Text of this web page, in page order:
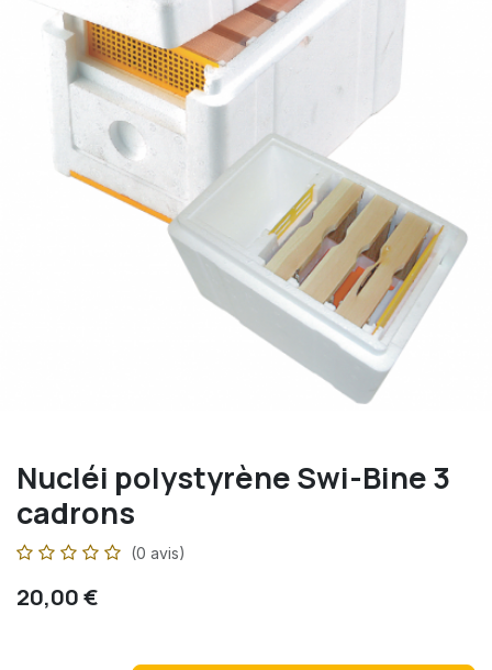
Nucléi polystyrène Swi-Bine 3
cadrons
(0 avis)
20,00€